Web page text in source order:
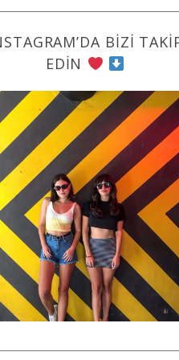
BIZI
EDIN